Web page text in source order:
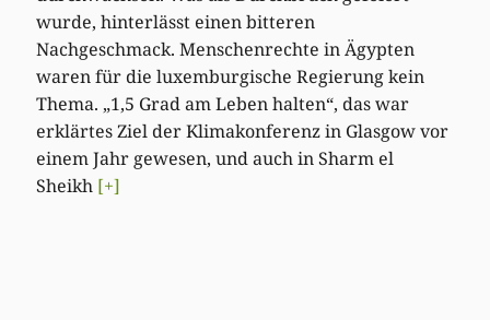
wurde, hinterlässt einen bitteren
Nachgeschmack. Menschenrechte in Ägypten
waren für die luxemburgische Regierung kein
Thema. „1,5 Grad am Leben halten“, das war
erklärtes Ziel der Klimakonferenz in Glasgow vor
einem Jahr gewesen, und auch in Sharm el
Sheikh [+]